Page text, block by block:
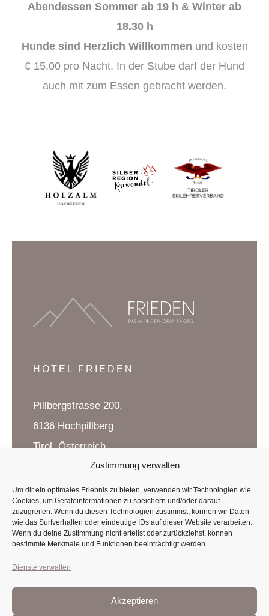
Zustimmung verwalten
Um dir ein optimales Erlebnis zu bieten, verwenden wir Technologien wie
Cookies, um Geräteinformationen zu speichern und/oder darauf
zuzugreifen. Wenn du diesen Technologien zustimmst, können wir Daten
wie das Surfverhalten oder eindeutige IDs auf dieser Website verarbeiten.
Wenn du deine Zustimmung nicht erteilst oder zurückziehst, können
bestimmte Merkmale und Funktionen beeinträchtigt werden.
Dienste verwalten
Akzeptieren
Abendessen Sommer ab 19 h & Winter ab
18.30 h
Hunde sind Herzlich Willkommen und kosten
€ 15,00 pro Nacht. In der Stube darf der Hund
auch mit zum Essen gebracht werden.
KONTAKT
T:+43 5242 623 29
HOTEL FRIEDEN
Pillbergstrasse 200,
6136 Hochpillberg
Tirol, Österreich